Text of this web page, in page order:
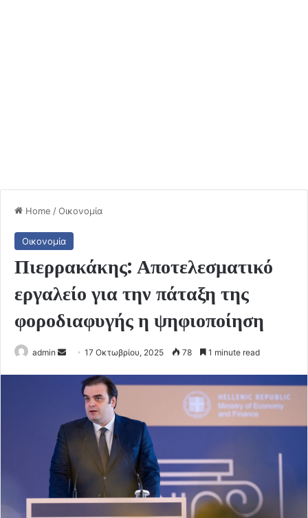
Home /Οικονομία
Οικονομία
Πιερρακάκης: Αποτελεσματικό
εργαλείο για την πάταξη της
φοροδιαφυγής η ψηφιοποίηση
admin
Send
email
17 Οκτωβρίου, 2025 78 1 minute read